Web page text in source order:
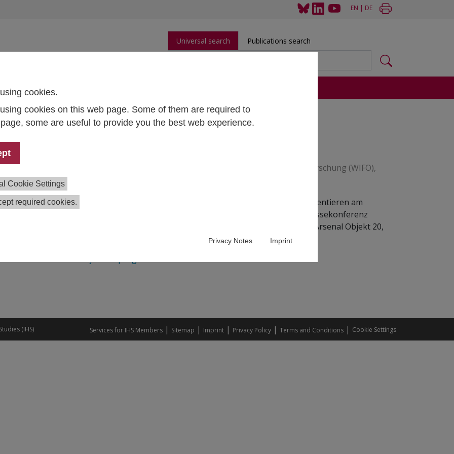
cookies.
cookies on this web page. Some of them are required to
some are useful to provide you the best web experience.
Cookie Settings
required cookies.
Privacy Notes Imprint
EN | DE
Universal search Publications search
Publications
der österreichischen Wirtschaft 2024–2025
der österreichischen Wirtschaft 2024–2025
22, 2024
10:00 - 11:00 , Österreichische Institut für Wirtschaftsforschung (WIFO),
Objekt 20, 1030 Wien
für Höhere Studien (IHS) und das Wirtschaftsforschungsinstitut (WIFO) präsentieren am
, ihre aktuellen Konjunkturprognosen für 2024–2025. Die Pressekonferenz
, Arsenal Objekt 20,
unterihs.ac.at/konjunkturprognose
(IHS) Services for IHS Members | Sitemap | Imprint | Privacy Policy | Terms and Conditions | Cookie Settings